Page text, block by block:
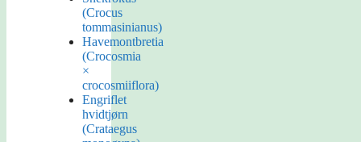
(Crocus
tommasinianus)
Havemontbretia
(Crocosmia
×
crocosmiiflora)
Engriflet
hvidtjørn
(Crataegus